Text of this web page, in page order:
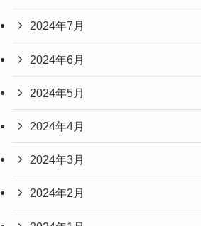
2024年7月
2024年6月
2024年5月
2024年4月
2024年3月
2024年2月